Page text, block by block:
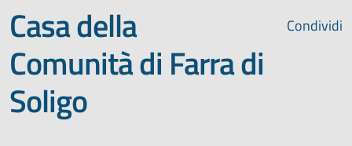
Condividi
Casa della
Comunità di Farra di
Soligo